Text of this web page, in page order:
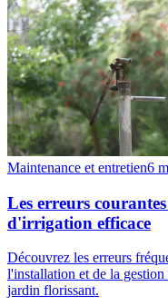
Maintenance et entretien6
Les erreurs
d'irrigation efficace
Découvrez les erreurs
l'installation et de la
jardin florissant.